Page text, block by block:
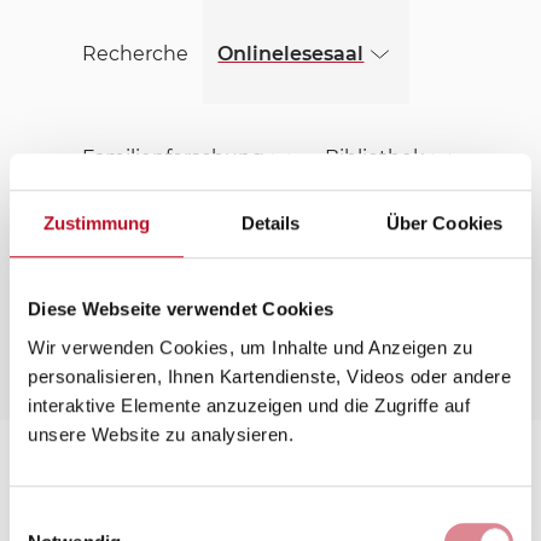
Zustimmung Details Über Cookies
Diese Webseite verwendet Cookies
Wir verwenden Cookies, um Inhalte und Anzeigen zu
personalisieren, Ihnen Kartendienste, Videos oder andere
interaktive Elemente anzuzeigen und die Zugriffe auf
unsere Website zu analysieren.
Recherche Onlinelesesaal
Familienforschung Bibliothek
Ihr Besuch im EZA Über Uns
Menü
Menü öffnen
EZA 11 Kirchensenat, Laufzeit: 1922-